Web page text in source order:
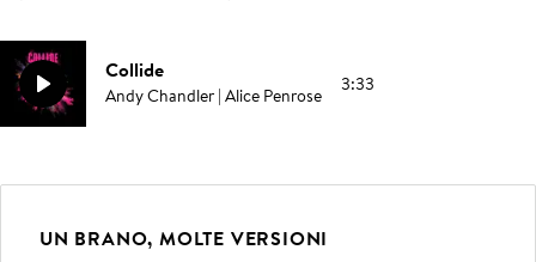
Collide
Andy Chandler | Alice Penrose 3:33
UN BRANO, MOLTE VERSIONI